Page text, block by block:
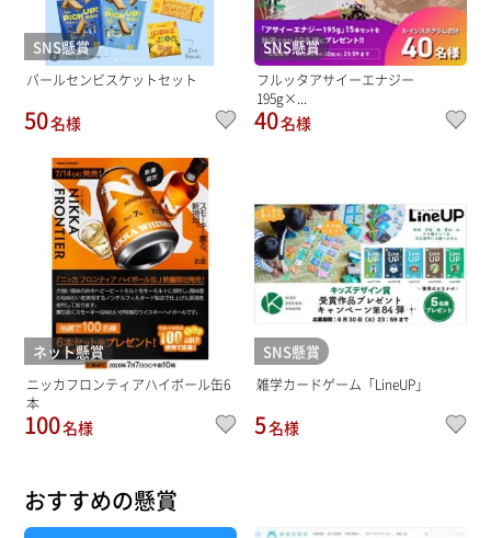
SNS懸賞
バールセンビスケットセット
50名様
SNS懸賞
フルッタアサイーエナジー
195g×...
40名様
ネット懸賞
ニッカフロンティアハイボール缶6
本
100名様
SNS懸賞
雑学カードゲーム「LineUP」
5名様
おすすめの懸賞